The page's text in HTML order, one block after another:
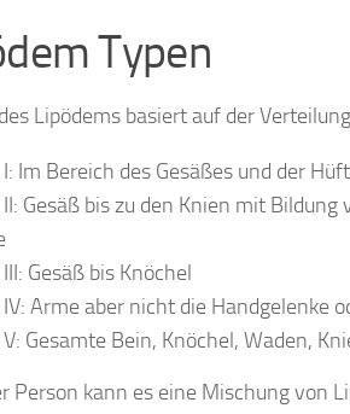
Typen
Lipödems basiert auf der
Im Bereich des Gesäßes und der
II: Gesäß bis zu den Knien mit
Gesäß bis Knöchel
Arme aber nicht die Handgelenke
Gesamte Bein, Knöchel, Waden,
Person kann es eine Mischung von